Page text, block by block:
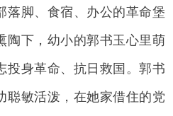
落脚、食宿、办公的革命堡
陶下，幼小的郭书玉心里萌
投身革命、抗日救国。郭书
聪敏活泼，在她家借住的党